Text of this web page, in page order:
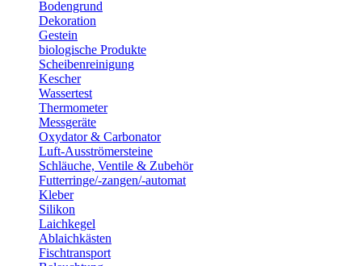
Bodengrund
Dekoration
Gestein
biologische Produkte
Scheibenreinigung
Kescher
Wassertest
Thermometer
Messgeräte
Oxydator & Carbonator
Luft-Ausströmersteine
Schläuche, Ventile & Zubehör
Futterringe/-zangen/-automat
Kleber
Silikon
Laichkegel
Ablaichkästen
Fischtransport